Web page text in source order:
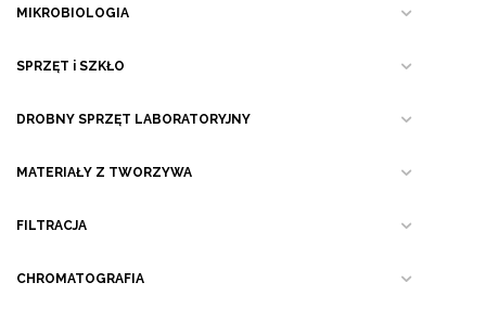
MIKROBIOLOGIA
SPRZĘT i SZKŁO
DROBNY SPRZĘT LABORATORYJNY
MATERIAŁY Z TWORZYWA
FILTRACJA
CHROMATOGRAFIA